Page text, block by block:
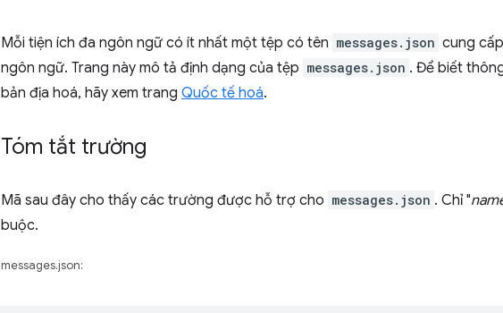
Mỗi tiện ích đa ngôn ngữ có ít nhất một tệp có tên messages.json cung
ngôn ngữ. Trang này mô tả định dạng của tệp messages.json . Để biết
bản địa hoá, hãy xem trang Quốc tế hoá.
Tóm tắt trường
Mã sau đây cho thấy các trường được hỗ trợ cho messages.json . Chỉ "
buộc.
messages.json: